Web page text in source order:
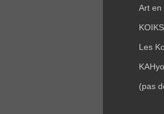
Art en
Les
(pas